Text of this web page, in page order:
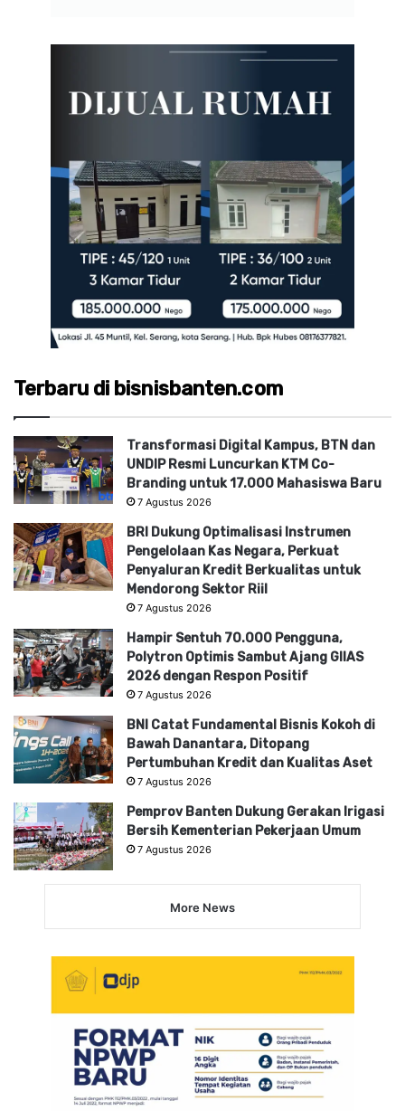
Terbaru di bisnisbanten.com
Transformasi Digital Kampus, BTN dan
UNDIP Resmi Luncurkan KTM Co-
Branding untuk 17.000 Mahasiswa Baru
7 Agustus 2026
BRI Dukung Optimalisasi Instrumen
Pengelolaan Kas Negara, Perkuat
Penyaluran Kredit Berkualitas untuk
Mendorong Sektor Riil
7 Agustus 2026
Hampir Sentuh 70.000 Pengguna,
Polytron Optimis Sambut Ajang GIIAS
2026 dengan Respon Positif
7 Agustus 2026
BNI Catat Fundamental Bisnis Kokoh di
Bawah Danantara, Ditopang
Pertumbuhan Kredit dan Kualitas Aset
7 Agustus 2026
Pemprov Banten Dukung Gerakan Irigasi
Bersih Kementerian Pekerjaan Umum
7 Agustus 2026
More News